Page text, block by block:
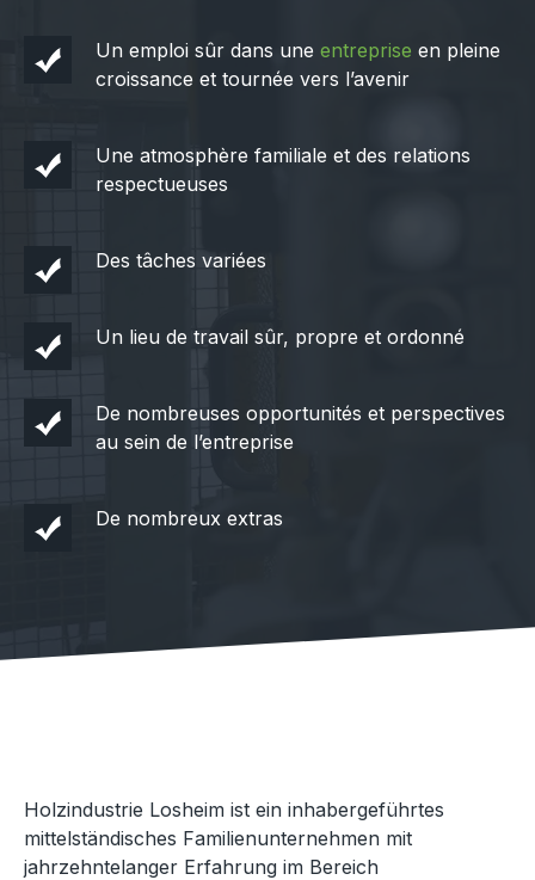
Un emploi sûr dans une entreprise en pleine
croissance et tournée vers l’avenir
Une atmosphère familiale et des relations
respectueuses
Des tâches variées
Un lieu de travail sûr, propre et ordonné
De nombreuses opportunités et perspectives
au sein de l’entreprise
De nombreux extras
Holzindustrie Losheim ist ein inhabergeführtes
mittelständisches Familienunternehmen mit
jahrzehntelanger Erfahrung im Bereich